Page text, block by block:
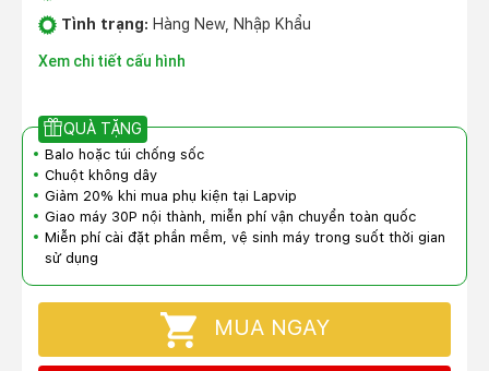
Tình trạng: Hàng New, Nhập Khẩu
Xem chi tiết cấu hình
QUÀ TẶNG
Balo hoặc túi chống sốc
Chuột không dây
Giảm 20% khi mua phụ kiện tại Lapvip
Giao máy 30P nội thành, miễn phí vận chuyển toàn quốc
Miễn phí cài đặt phần mềm, vệ sinh máy trong suốt thời gian
sử dụng
MUA NGAY